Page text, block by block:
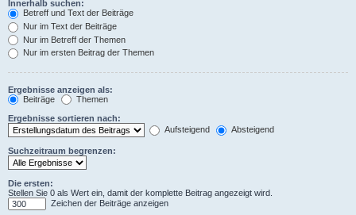
Innerhalb suchen:
Betreff und Text der Beiträge
Nur im Text der Beiträge
Nur im Betreff der Themen
Nur im ersten Beitrag der Themen
Ergebnisse anzeigen als:
Beiträge
Themen
Ergebnisse sortieren nach:
Aufsteigend
Absteigend
Suchzeitraum begrenzen:
Die ersten:
Stellen Sie 0 als Wert ein, damit der komplette Beitrag angezeigt wird.
Zeichen der Beiträge anzeigen